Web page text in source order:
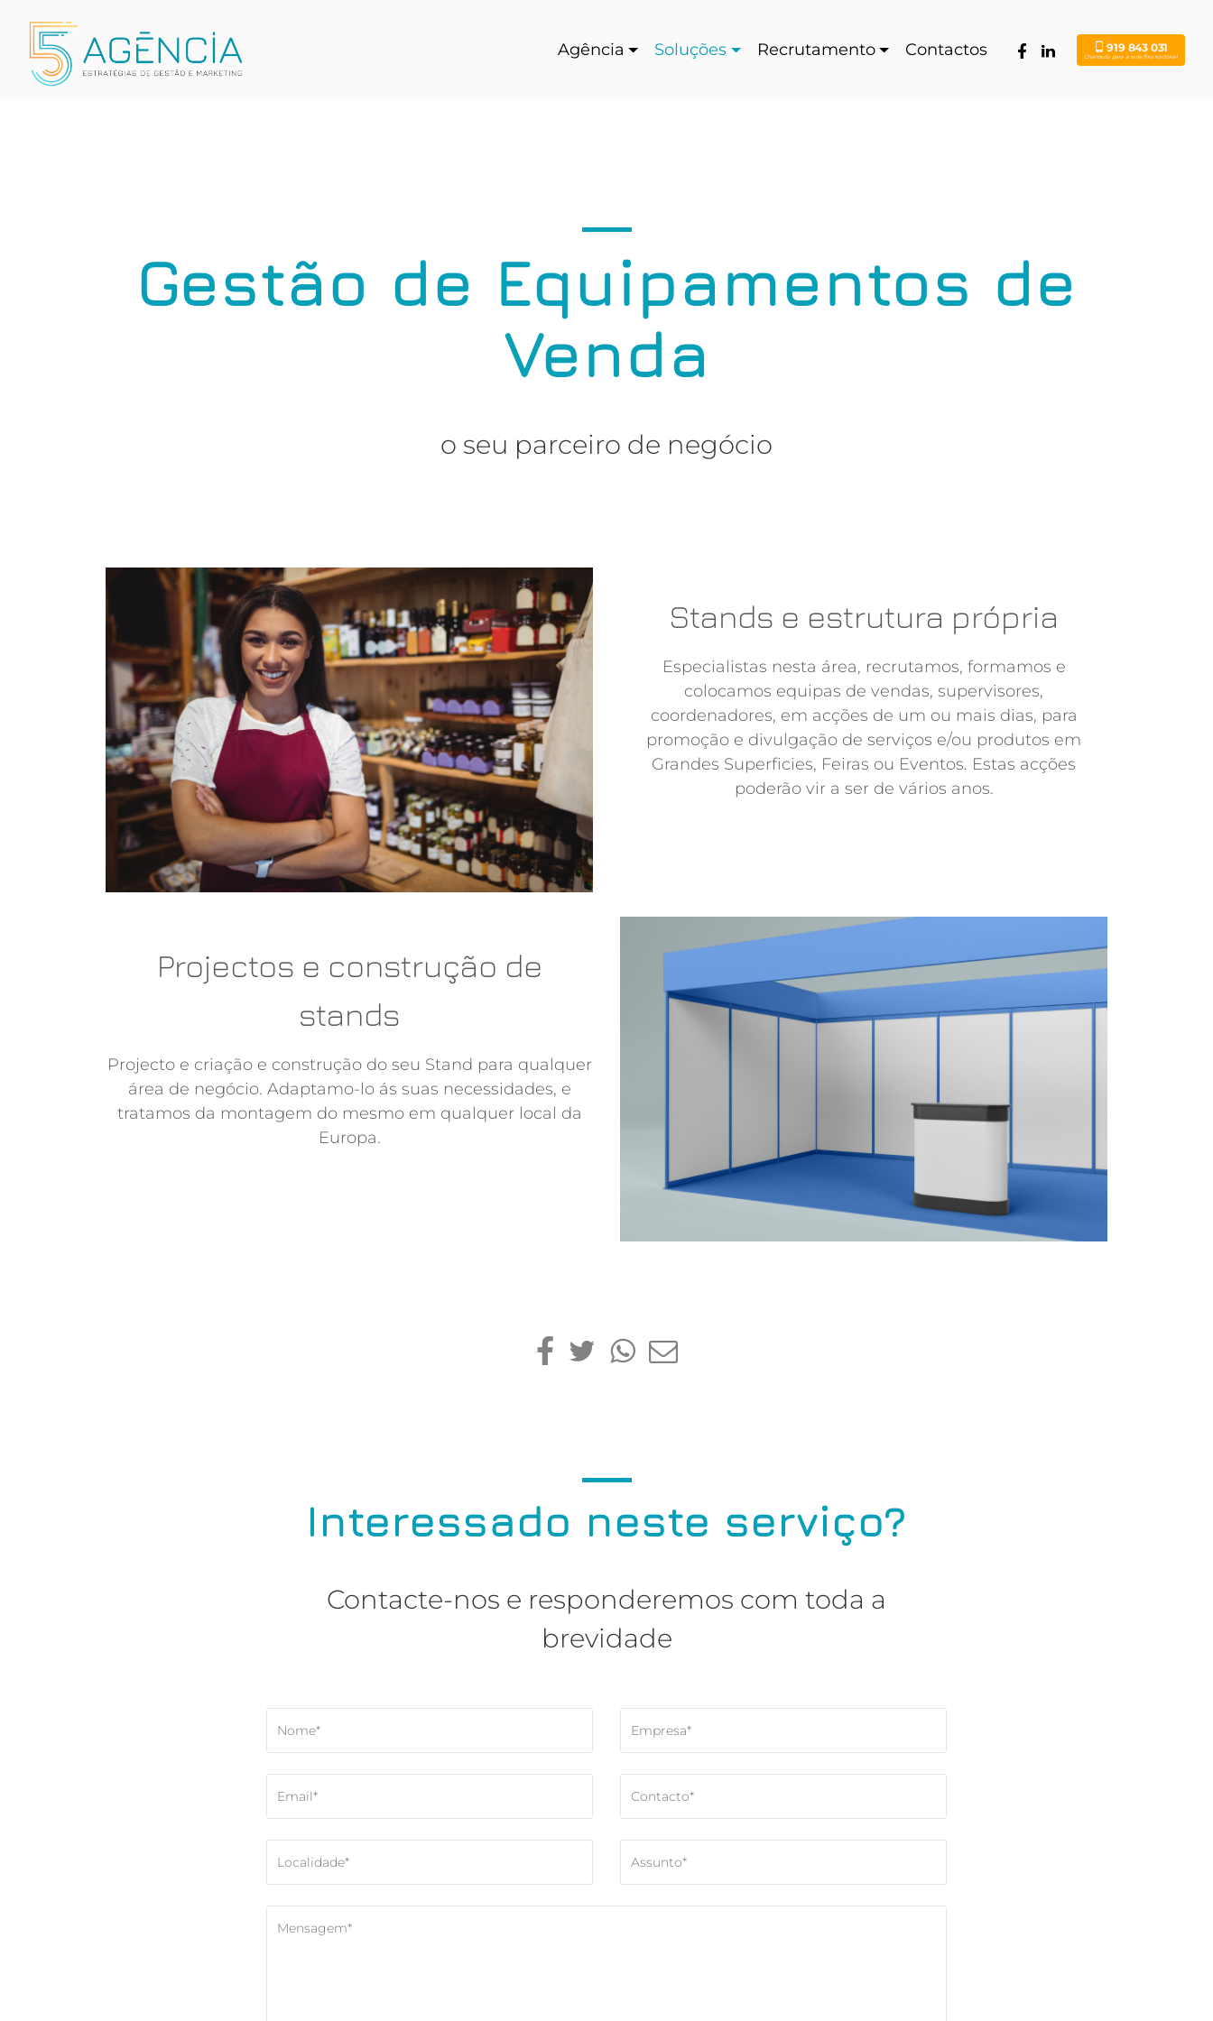
Agência Soluções Recrutamento Contactos 919 843 031
Chamada para a rede fixa nacional
Gestão de Equipamentos de
Venda
o seu parceiro de negócio
Stands e estrutura própria
Especialistas nesta área, recrutamos, formamos e
colocamos equipas de vendas, supervisores,
coordenadores, em acções de um ou mais dias, para
promoção e divulgação de serviços e/ou produtos em
Grandes Superficies, Feiras ou Eventos. Estas acções
poderão vir a ser de vários anos.
Projectos e construção de
stands
Projecto e criação e construção do seu Stand para qualquer
área de negócio. Adaptamo-lo ás suas necessidades, e
tratamos da montagem do mesmo em qualquer local da
Europa.
Interessado neste serviço?
Contacte-nos e responderemos com toda a
brevidade